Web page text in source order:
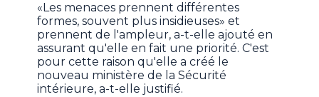
«Les menaces prennent différentes
formes, souvent plus insidieuses» et
prennent de l'ampleur, a-t-elle ajouté en
assurant qu'elle en fait une priorité. C'est
pour cette raison qu'elle a créé le
nouveau ministère de la Sécurité
intérieure, a-t-elle justifié.